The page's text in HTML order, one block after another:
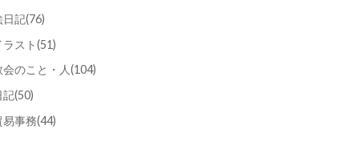
日記(76)
ラスト(51)
会のこと・人(104)
記(50)
易事務(44)